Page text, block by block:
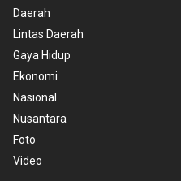
Daerah
Lintas Daerah
Gaya Hidup
Ekonomi
Nasional
Nusantara
Foto
Video